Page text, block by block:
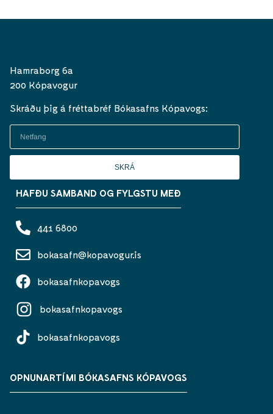
Hamraborg 6a
200 Kópavogur
Skráðu þig á fréttabréf Bókasafns Kópavogs:
SKRÁ
HAFÐU SAMBAND OG FYLGSTU MEÐ
441 6800
bokasafn@kopavogur.is
bokasafnkopavogs
bokasafnkopavogs
bokasafnkopavogs
OPNUNARTÍMI BÓKASAFNS KÓPAVOGS